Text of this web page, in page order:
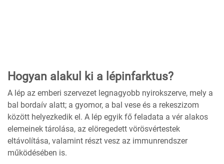
Hogyan alakul ki a lépinfarktus?
A lép az emberi szervezet legnagyobb nyirokszerve, mely a
bal bordaív alatt; a gyomor, a bal vese és a rekeszizom
között helyezkedik el. A lép egyik fő feladata a vér alakos
elemeinek tárolása, az elöregedett vörösvértestek
eltávolítása, valamint részt vesz az immunrendszer
működésében is.